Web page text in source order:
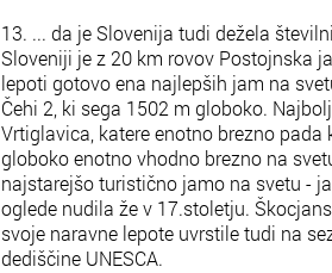
13. ... da je Slovenija tudi dežela
Sloveniji je z 20 km rovov Postojnska
lepoti gotovo ena najlepših jam na
Čehi 2, ki sega 1502 m globoko.
Vrtiglavica, katere enotno brezno
globoko enotno vhodno brezno na
najstarejšo turistično jamo na svetu -
oglede nudila že v 17.stoletju.
svoje naravne lepote uvrstile tudi na
dediščine UNESCA.